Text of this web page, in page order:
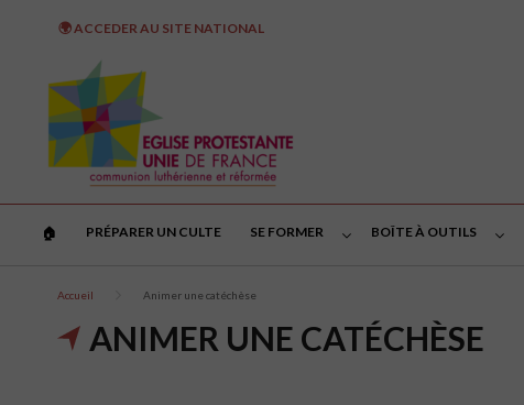
🌍 ACCEDER AU SITE NATIONAL
🏠︎ PRÉPARER UN CULTE SE FORMER BOÎTE À OUTILS
Accueil Animer une catéchèse
ANIMER UNE CATÉCHÈSE